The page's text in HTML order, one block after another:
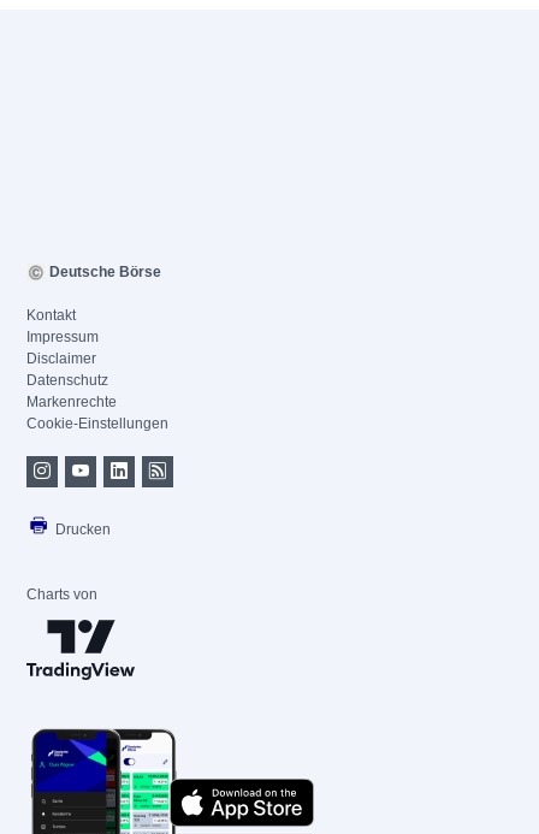
Deutsche Börse
Kontakt
Impressum
Disclaimer
Datenschutz
Markenrechte
Cookie-Einstellungen
Drucken
Charts von